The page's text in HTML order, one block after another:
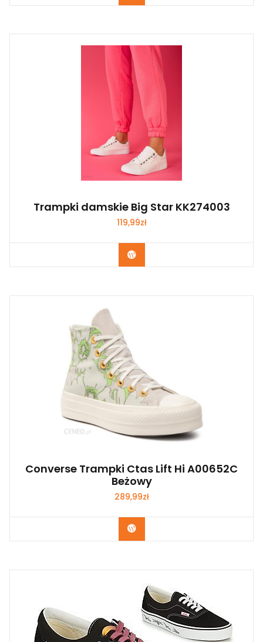
Trampki damskie Big Star KK274003
119,99zł
Kup Teraz
Converse Trampki Ctas Lift Hi A00652C
Beżowy
289,99zł
Kup Teraz